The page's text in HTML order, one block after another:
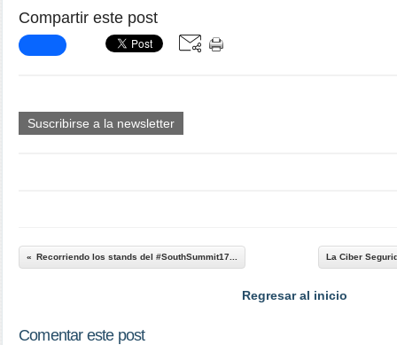
Compartir este post
Suscribirse a la newsletter
Recorriendo los stands del #SouthSummit17... La Ciber
Regresar al inicio
Comentar este post